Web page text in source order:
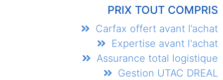
PRIX TOUT COMPRIS
Carfax offert avant l’achat
Expertise avant l'achat
Assurance total logistique
Gestion UTAC DREAL